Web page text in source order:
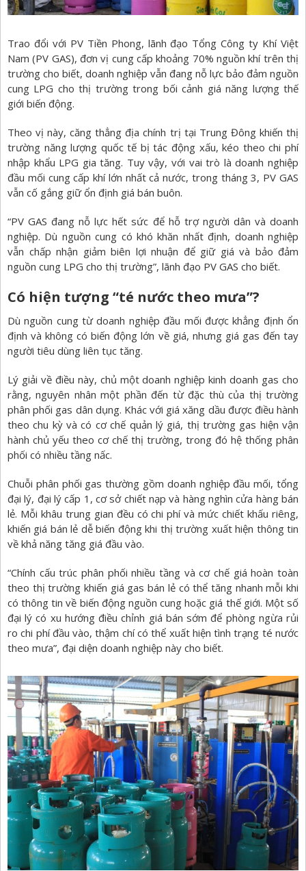
Trao đổi với PV Tiền Phong, lãnh đạo Tổng Công ty Khí Việt
Nam (PV GAS), đơn vị cung cấp khoảng 70% nguồn khí trên thị
trường cho biết, doanh nghiệp vẫn đang nỗ lực bảo đảm nguồn
cung LPG cho thị trường trong bối cảnh giá năng lượng thế
giới biến động.
Theo vị này, căng thẳng địa chính trị tại Trung Đông khiến thị
trường năng lượng quốc tế bị tác động xấu, kéo theo chi phí
nhập khẩu LPG gia tăng. Tuy vậy, với vai trò là doanh nghiệp
đầu mối cung cấp khí lớn nhất cả nước, trong tháng 3, PV GAS
vẫn cố gắng giữ ổn định giá bán buôn.
“PV GAS đang nỗ lực hết sức để hỗ trợ người dân và doanh
nghiệp. Dù nguồn cung có khó khăn nhất định, doanh nghiệp
vẫn chấp nhận giảm biên lợi nhuận để giữ giá và bảo đảm
nguồn cung LPG cho thị trường”, lãnh đạo PV GAS cho biết.
Có hiện tượng “té nước theo mưa”?
Dù nguồn cung từ doanh nghiệp đầu mối được khẳng định ổn
định và không có biến động lớn về giá, nhưng giá gas đến tay
người tiêu dùng liên tục tăng.
Lý giải về điều này, chủ một doanh nghiệp kinh doanh gas cho
rằng, nguyên nhân một phần đến từ đặc thù của thị trường
phân phối gas dân dụng. Khác với giá xăng dầu được điều hành
theo chu kỳ và có cơ chế quản lý giá, thị trường gas hiện vận
hành chủ yếu theo cơ chế thị trường, trong đó hệ thống phân
phối có nhiều tầng nấc.
Chuỗi phân phối gas thường gồm doanh nghiệp đầu mối, tổng
đại lý, đại lý cấp 1, cơ sở chiết nạp và hàng nghìn cửa hàng bán
lẻ. Mỗi khâu trung gian đều có chi phí và mức chiết khấu riêng,
khiến giá bán lẻ dễ biến động khi thị trường xuất hiện thông tin
về khả năng tăng giá đầu vào.
“Chính cấu trúc phân phối nhiều tầng và cơ chế giá hoàn toàn
theo thị trường khiến giá gas bán lẻ có thể tăng nhanh mỗi khi
có thông tin về biến động nguồn cung hoặc giá thế giới. Một số
đại lý có xu hướng điều chỉnh giá bán sớm để phòng ngừa rủi
ro chi phí đầu vào, thậm chí có thể xuất hiện tình trạng té nước
theo mưa”, đại diện doanh nghiệp này cho biết.